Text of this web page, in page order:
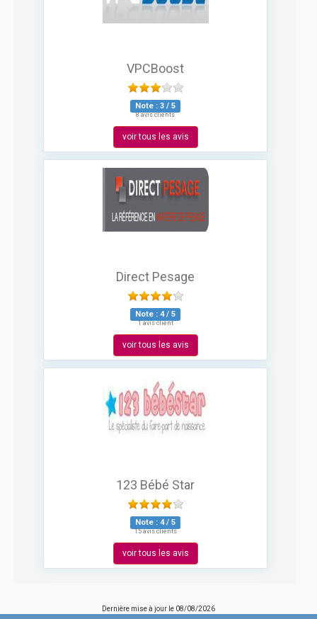
VPCBoost
Note : 3 / 5
8 avis clients
voir tous les avis
Direct Pesage
Note : 4/ 5
1 avis client
voir tous les avis
123 Bébé Star
Note : 4/ 5
15 avis clients
voir tous les avis
Dernière mise à jour le 08/08/2026